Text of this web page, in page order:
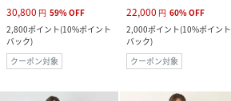
30,800 円 59%OFF
2,800ポイント(10%ポイント
バック)
クーポン対象
22,000 円 60%OFF
2,000ポイント(10%ポイント
バック)
クーポン対象